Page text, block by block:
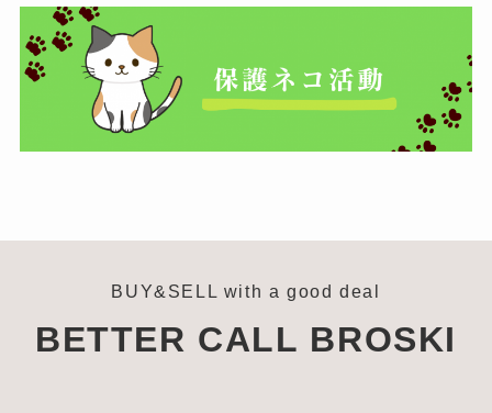
BUY&SELL with a good deal
BETTER CALL BROSKI